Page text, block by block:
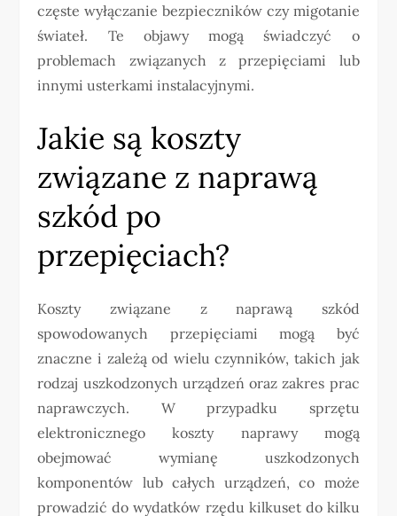
częste wyłączanie bezpieczników czy migotanie
świateł. Te objawy mogą świadczyć o
problemach związanych z przepięciami lub
innymi usterkami instalacyjnymi.
Jakie są koszty
związane z naprawą
szkód po
przepięciach?
Koszty związane z naprawą szkód
spowodowanych przepięciami mogą być
znaczne i zależą od wielu czynników, takich jak
rodzaj uszkodzonych urządzeń oraz zakres prac
naprawczych. W przypadku sprzętu
elektronicznego koszty naprawy mogą
obejmować wymianę uszkodzonych
komponentów lub całych urządzeń, co może
prowadzić do wydatków rzędu kilkuset do kilku